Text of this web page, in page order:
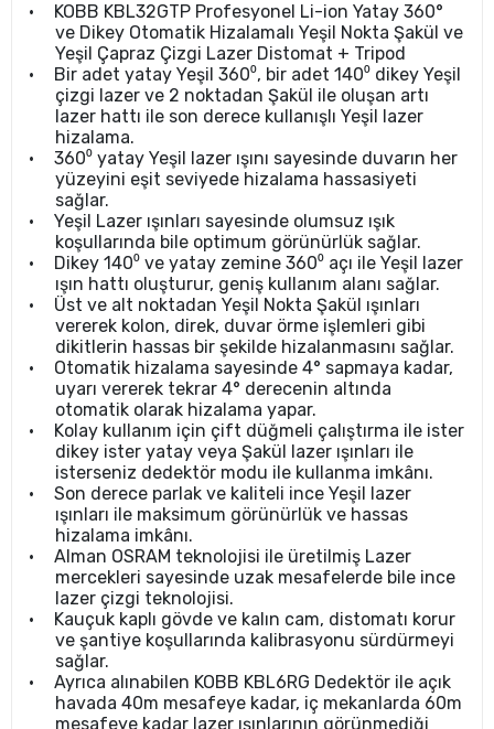
•
KOBB KBL32GTP Profesyonel Li-ion Yatay 360°
ve Dikey Otomatik Hizalamalı Yeşil Nokta Şakül ve
Yeşil Çapraz Çizgi Lazer Distomat + Tripod
•
Bir adet yatay Yeşil 360⁰, bir adet 140⁰ dikey Yeşil
çizgi lazer ve 2 noktadan Şakül ile oluşan artı
lazer hattı ile son derece kullanışlı Yeşil lazer
hizalama.
•
360⁰ yatay Yeşil lazer ışını sayesinde duvarın her
yüzeyini eşit seviyede hizalama hassasiyeti
sağlar.
•
Yeşil Lazer ışınları sayesinde olumsuz ışık
koşullarında bile optimum görünürlük sağlar.
•
Dikey 140⁰ ve yatay zemine 360⁰ açı ile Yeşil lazer
ışın hattı oluşturur, geniş kullanım alanı sağlar.
•
Üst ve alt noktadan Yeşil Nokta Şakül ışınları
vererek kolon, direk, duvar örme işlemleri gibi
dikitlerin hassas bir şekilde hizalanmasını sağlar.
•
Otomatik hizalama sayesinde 4° sapmaya kadar,
uyarı vererek tekrar 4° derecenin altında
otomatik olarak hizalama yapar.
•
Kolay kullanım için çift düğmeli çalıştırma ile ister
dikey ister yatay veya Şakül lazer ışınları ile
isterseniz dedektör modu ile kullanma imkânı.
•
Son derece parlak ve kaliteli ince Yeşil lazer
ışınları ile maksimum görünürlük ve hassas
hizalama imkânı.
•
Alman OSRAM teknolojisi ile üretilmiş Lazer
mercekleri sayesinde uzak mesafelerde bile ince
lazer çizgi teknolojisi.
•
Kauçuk kaplı gövde ve kalın cam, distomatı korur
ve şantiye koşullarında kalibrasyonu sürdürmeyi
sağlar.
•
Ayrıca alınabilen KOBB KBL6RG Dedektör ile açık
havada 40m mesafeye kadar, iç mekanlarda 60m
mesafeye kadar lazer ışınlarının görünmediği